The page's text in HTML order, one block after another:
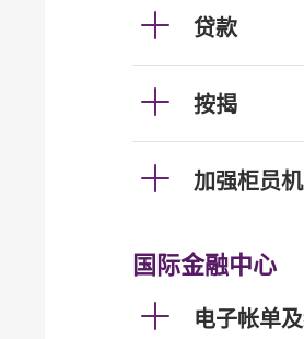
贷款
按揭
加强柜员
国际金融中心
电子帐单